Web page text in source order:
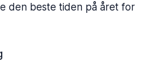
den beste tiden på året for